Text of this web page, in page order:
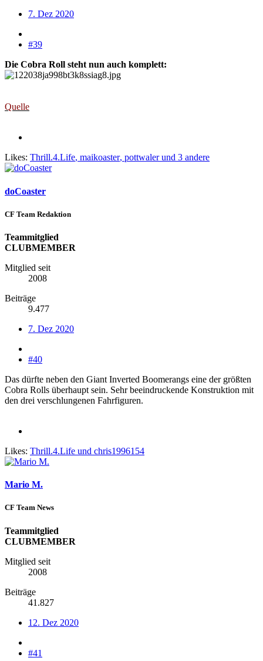
7. Dez 2020
#39
Die Cobra Roll steht nun auch komplett:
Quelle
Likes: Thrill.4.Life, maikoaster, pottwalerund 3 andere
doCoaster
CF Team Redaktion
Teammitglied
CLUBMEMBER
Mitglied seit
2008
Beiträge
9.477
7. Dez 2020
#40
Das dürfte neben den Giant Inverted Boomerangs eine der größten
Cobra Rolls überhaupt sein. Sehr beeindruckende Konstruktion mit
den drei verschlungenen Fahrfiguren.
Likes: Thrill.4.Life und chris1996154
Mario M.
CF Team News
Teammitglied
CLUBMEMBER
Mitglied seit
2008
Beiträge
41.827
12. Dez 2020
#41